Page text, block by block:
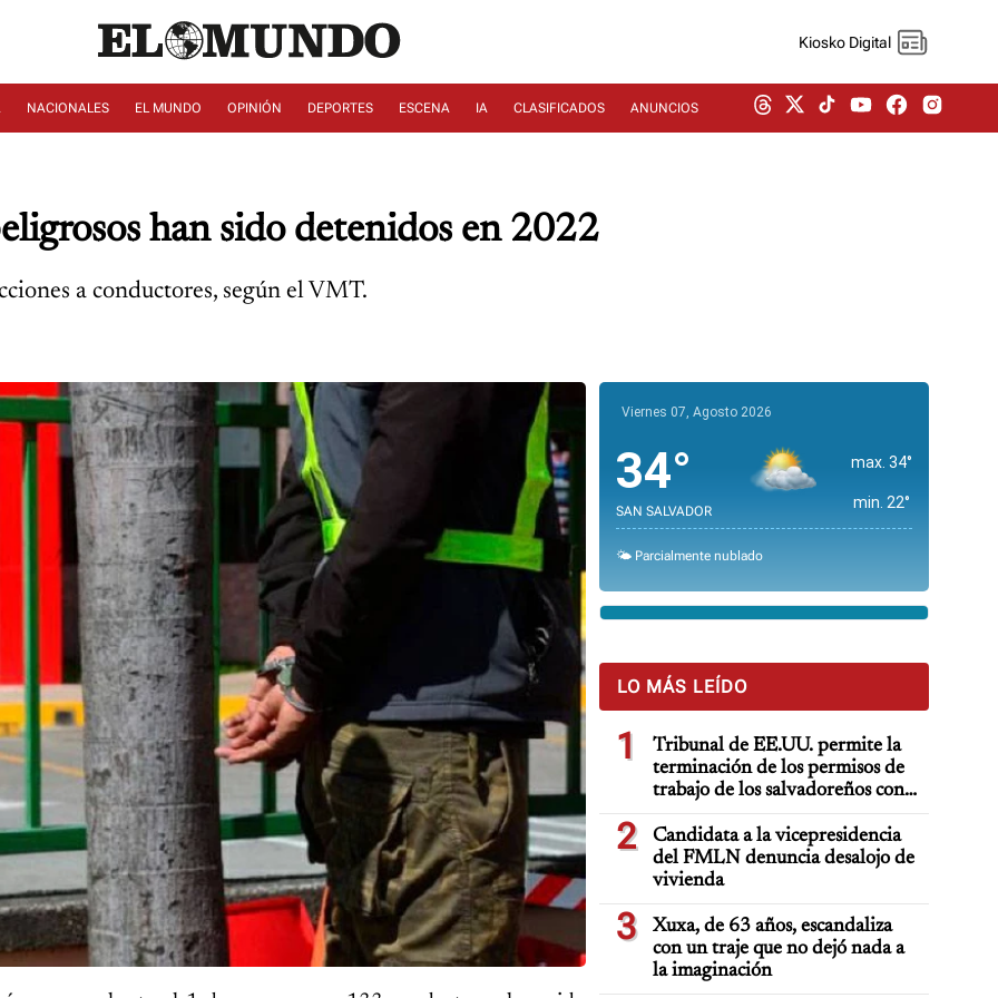
Kiosko Digital
NACIONALES EL MUNDO OPINIÓN DEPORTES ESCENA IA CLASIFICADOS ANUNCIOS
han sido detenidos en 2022
a conductores, según el VMT.
Viernes 07, Agosto 2026
34°
SAN SALVADOR
max. 34°
min. 22°
🌤️ Parcialmente nublado
LO MÁS LEÍDO
1
Tribunal de EE.UU. permite la
terminación de los permisos de
trabajo de los salvadoreños con
TPS
2
Candidata a la vicepresidencia
del FMLN denuncia desalojo de
vivienda
3
Xuxa, de 63 años, escandaliza
con un traje que no dejó nada a
la imaginación